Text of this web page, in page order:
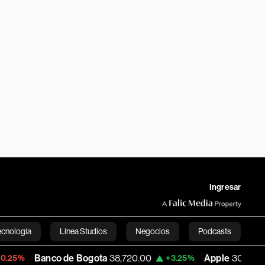
Ingresar
Línea Studios Negocios Podcasts
English
de Bogota 38,720.00 +3.25% Apple 308.63 -7.53%